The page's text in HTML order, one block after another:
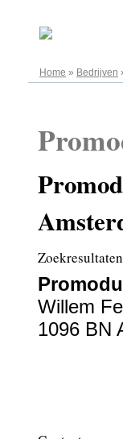
Home » Bedrijven
Willem
1096 BN